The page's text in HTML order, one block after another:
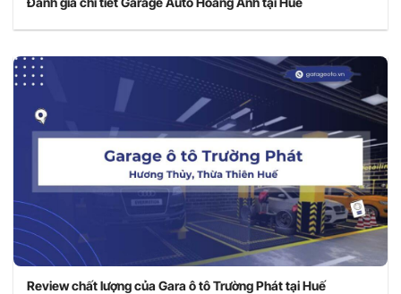
Review chất lượng của Gara ô tô Trường Phát tại Huế